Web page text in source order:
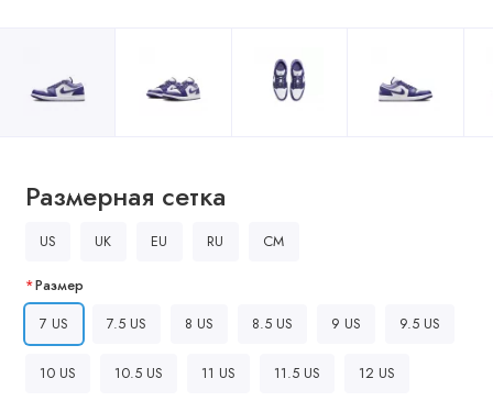
Размерная сетка
US UK EU RU CM
Размер
7 US
7.5 US 8 US 8.5 US 9 US 9.5 US
10 US 10.5 US 11 US 11.5 US 12 US